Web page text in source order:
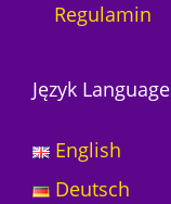
Regulamin
Język
English
Deutsch